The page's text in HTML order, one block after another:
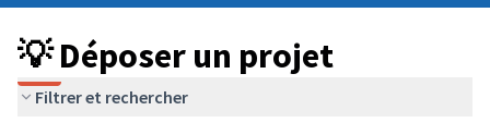
💡 Déposer un projet
Filtrer et rechercher